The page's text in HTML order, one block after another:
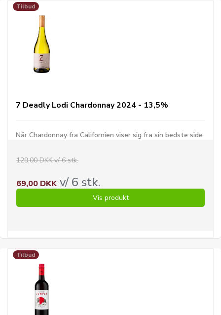
Tilbud
7 Deadly Lodi Chardonnay 2024 - 13,5%
Når Chardonnay fra Californien viser sig fra sin bedste side.
129,00 DKK v/ 6 stk.
69,00 DKKv/ 6 stk.
Vis produkt
Tilbud